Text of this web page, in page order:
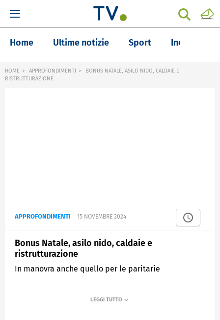
Home Ultime notizie Sport Inchieste
HOME APPROFONDIMENTI
BONUS NATALE, ASILO NIDO, CALDAIE E
RISTRUTTURAZIONE
APPROFONDIMENTI 15 NOVEMBRE 2024
Bonus Natale, asilo nido, caldaie e
ristrutturazione
In manovra anche quello per le paritarie